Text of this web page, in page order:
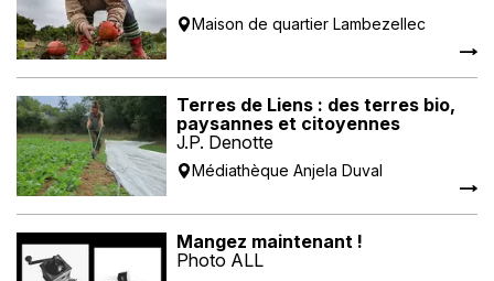
Maison de quartier Lambezellec
Terres de Liens : des terres bio,
paysannes et citoyennes
J.P. Denotte
Médiathèque Anjela Duval
Mangez maintenant !
Photo ALL